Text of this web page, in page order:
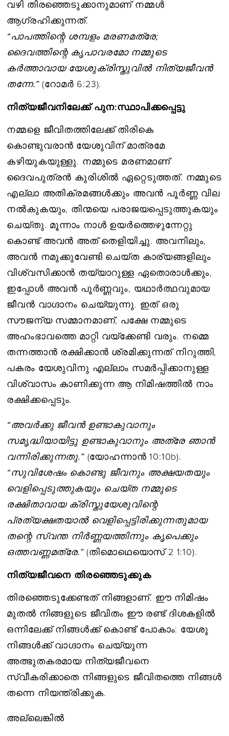
വഴി തിരഞ്ഞെടുക്കാനുമാണ് നമ്മൾ
ആഗ്രഹിക്കുന്നത്.
“പാപത്തിന്റെ ശമ്പളം മരണമത്രേ;
ദൈവത്തിന്റെ കൃപാവരമോ നമ്മുടെ
കർത്താവായ യേശുക്രിസ്തുവിൽ നിത്യജീവൻ
തന്നേ.”(റോമർ​ 6:23).
നിത്യജീവനിലേക്ക് പുന:സ്ഥാപിക്കപ്പെട്ടു
നമ്മളെ ജീവിതത്തിലേക്ക് തിരികെ
കൊണ്ടുവരാൻ യേശുവിന് മാത്രമേ
കഴിയുകയുള്ളു. നമ്മുടെ മരണമാണ്
ദൈവപുത്രൻ കുരിശിൽ ഏറ്റെടുത്തത്. നമ്മുടെ
എല്ലാ അതിക്രമങ്ങൾക്കും അവൻ പൂർണ്ണ വില
നൽകുകയും, തിന്മയെ പരാജയപ്പെടുത്തുകയും
ചെയ്തു. മൂന്നാം നാൾ ഉയർത്തെഴുന്നേറ്റു
കൊണ്ട് അവൻ അത് തെളിയിച്ചു. അവനിലും,
അവൻ നമുക്കുവേണ്ടി ചെയ്ത കാര്യങ്ങളിലും
വിശ്വസിക്കാൻ തയ്യാറുള്ള ഏതൊരാൾക്കും,
ഇപ്പോൾ അവൻ പൂർണ്ണവും, യഥാർത്ഥവുമായ
ജീവൻ വാഗ്ദാനം ചെയ്യുന്നു. ഇത് ഒരു
സൗജന്യ സമ്മാനമാണ്, പക്ഷേ നമ്മുടെ
അഹംഭാവത്തെ മാറ്റി വയ്‌ക്കേണ്ടി വരും. നമ്മെ
തന്നത്താൻ രക്ഷിക്കാൻ ശ്രമിക്കുന്നത് നിറുത്തി,
പകരം യേശുവിനു എല്ലാം സമർപ്പിക്കാനുള്ള
വിശ്വാസം കാണിക്കുന്ന ആ നിമിഷത്തിൽ നാം
രക്ഷിക്കപ്പെടും.
“അവർക്കു ജീവൻ ഉണ്ടാകുവാനും
സമൃദ്ധിയായിട്ടു ഉണ്ടാകുവാനും അത്രേ ഞാൻ
വന്നിരിക്കുന്നതു.”(യോഹന്നാൻ 10:10b).
“സുവിശേഷം കൊണ്ടു ജീവനും അക്ഷയതയും
വെളിപ്പെടുത്തുകയും ചെയ്ത നമ്മുടെ
രക്ഷിതാവായ ക്രിസ്തുയേശുവിന്റെ
പ്രത്യക്ഷതയാൽ വെളിപ്പെട്ടിരിക്കുന്നതുമായ
തന്റെ സ്വന്ത നിർണ്ണയത്തിന്നും കൃപെക്കും
ഒത്തവണ്ണമത്രേ.”(തിമൊഥെയൊസ് 2 1:10).
നിത്യജീവനെ തിരഞ്ഞെടുക്കുക
തിരഞ്ഞെടുക്കേണ്ടത് നിങ്ങളാണ്. ഈ നിമിഷം
മുതൽ നിങ്ങളുടെ ജീവിതം ഈ രണ്ട് ദിശകളിൽ
ഒന്നിലേക്ക് നിങ്ങൾക്ക് കൊണ്ട് പോകാം: യേശു
നിങ്ങൾക്ക് വാഗ്ദാനം ചെയ്യുന്ന
അത്ഭുതകരമായ നിത്യജീവനെ
സ്വീകരിക്കാതെ നിങ്ങളുടെ ജീവിതത്തെ നിങ്ങൾ
തന്നെ നിയന്ത്രിക്കുക.
അല്ലെങ്കിൽ